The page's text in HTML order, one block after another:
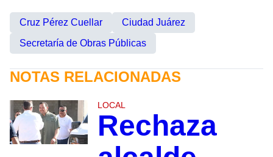
Cruz Pérez Cuellar
Ciudad Juárez
Secretaría de Obras Públicas
NOTAS RELACIONADAS
LOCAL
Rechaza